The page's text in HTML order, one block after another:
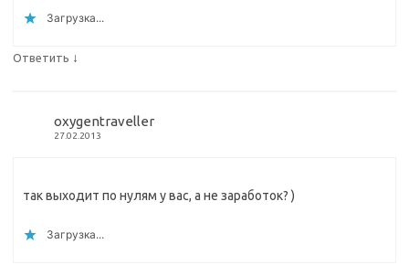
Загрузка...
Ответить ↓
oxygentraveller
27.02.2013
так выходит по нулям у вас, а не заработок? )
Загрузка...